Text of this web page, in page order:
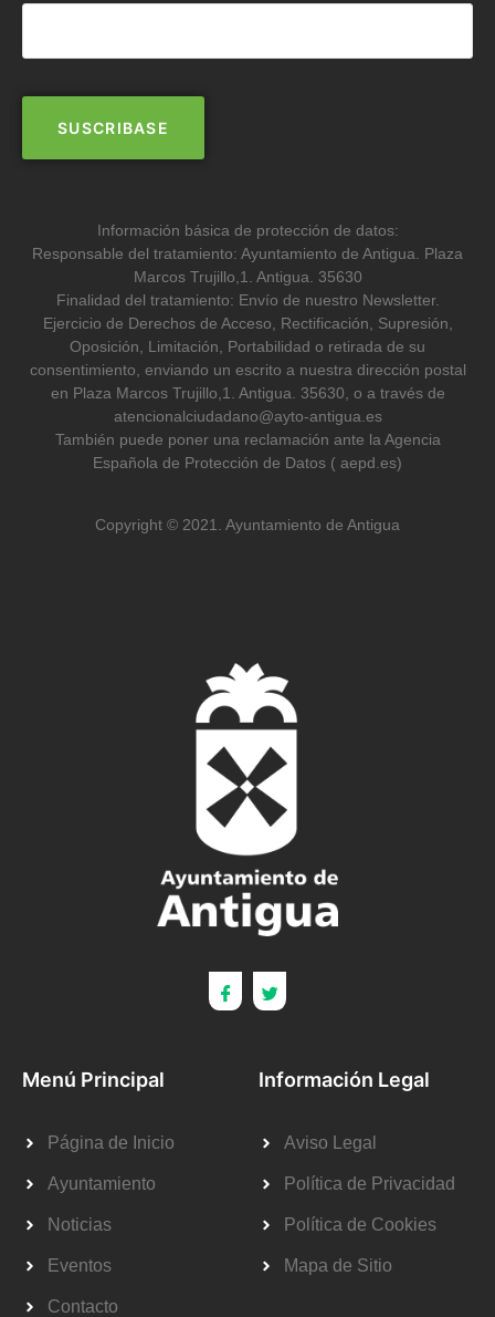
Información básica de protección de datos:
Responsable del tratamiento: Ayuntamiento de Antigua. Plaza
Marcos Trujillo,1. Antigua. 35630
Finalidad del tratamiento: Envío de nuestro Newsletter.
Ejercicio de Derechos de Acceso, Rectificación, Supresión,
Oposición, Limitación, Portabilidad o retirada de su
consentimiento, enviando un escrito a nuestra dirección postal
en Plaza Marcos Trujillo,1. Antigua. 35630, o a través de
atencionalciudadano@ayto-antigua.es
También puede poner una reclamación ante la Agencia
Española de Protección de Datos ( aepd.es)
Copyright © 2021. Ayuntamiento de Antigua
Menú Principal
Página de Inicio
Ayuntamiento
Noticias
Eventos
Contacto
Información Legal
Aviso Legal
Política de Privacidad
Política de Cookies
Mapa de Sitio